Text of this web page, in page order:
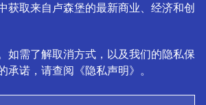
获取来自卢森堡的最新商业、经济和创
如需了解取消方式，以及我们的隐私保
承诺，请查阅《隐私声明》。